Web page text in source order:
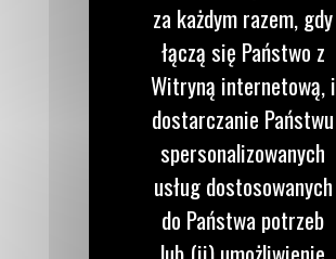
za każdym razem, gdy
łączą się Państwo z
Witryną internetową, i
dostarczanie Państwu
spersonalizowanych
usług dostosowanych
do Państwa potrzeb